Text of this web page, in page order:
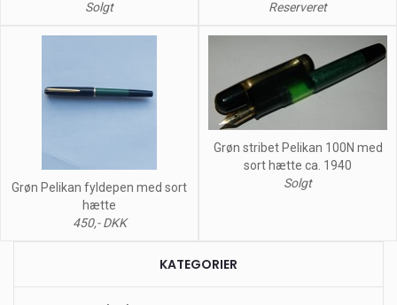
Solgt
Reserveret
Grøn Pelikan fyldepen med sort
hætte
450,- DKK
Grøn stribet Pelikan 100N med
sort hætte ca. 1940
Solgt
KATEGORIER